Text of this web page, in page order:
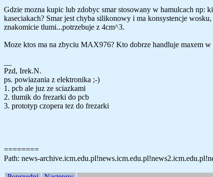
Gdzie mozna kupic lub zdobyc smar stosowany w hamulcach np:
kaseciakach? Smar jest chyba silikonowy i ma konsystencje wosku,
znakomicie tlumi...potrzebuje z 4cm^3.
Moze ktos ma na zbyciu MAX976? Kto dobrze handluje maxem w
Pzd, Irek.N.
ps. powiazania z elektronika ;-)
1. pcb ale juz ze sciazkami
2. tlumik do frezarki do pcb
3. prototyp czopera tez do frezarki
========
Path: news-